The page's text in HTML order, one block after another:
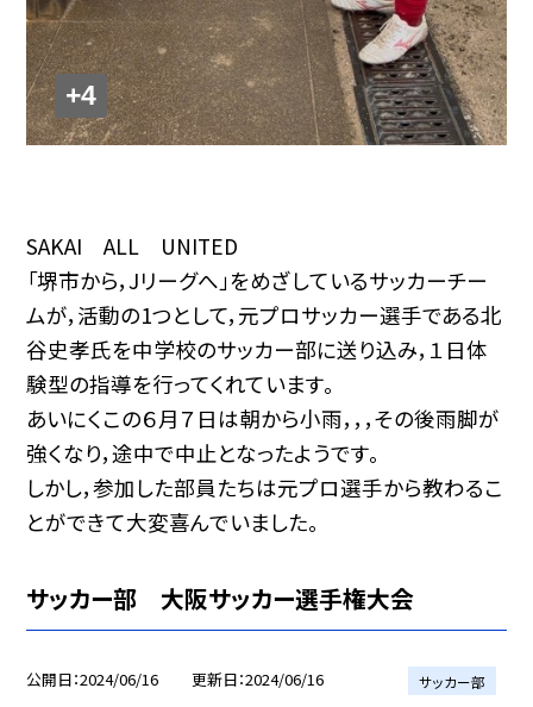
+4
SAKAI ALL UNITED
「堺市から，Jリーグへ」をめざしているサッカーチー
ムが，活動の1つとして，元プロサッカー選手である北
谷史孝氏を中学校のサッカー部に送り込み，１日体
験型の指導を行ってくれています。
あいにくこの６月７日は朝から小雨，，，その後雨脚が
強くなり，途中で中止となったようです。
しかし，参加した部員たちは元プロ選手から教わるこ
とができて大変喜んでいました。
サッカー部 大阪サッカー選手権大会
公開日 2024/06/16 更新日 2024/06/16 サッカー部